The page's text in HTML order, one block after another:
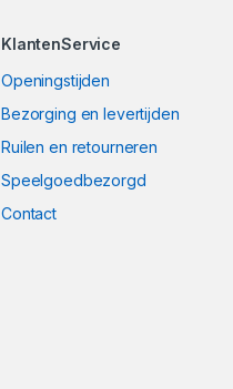
KlantenService
Openingstijden
Bezorging en levertijden
Ruilen en retourneren
Speelgoedbezorgd
Contact